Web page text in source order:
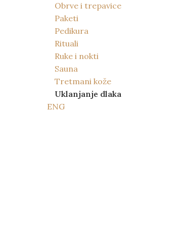
Obrve i trepavice
Paketi
Pedikura
Rituali
Ruke i nokti
Sauna
Tretmani kože
Uklanjanje dlaka
ENG